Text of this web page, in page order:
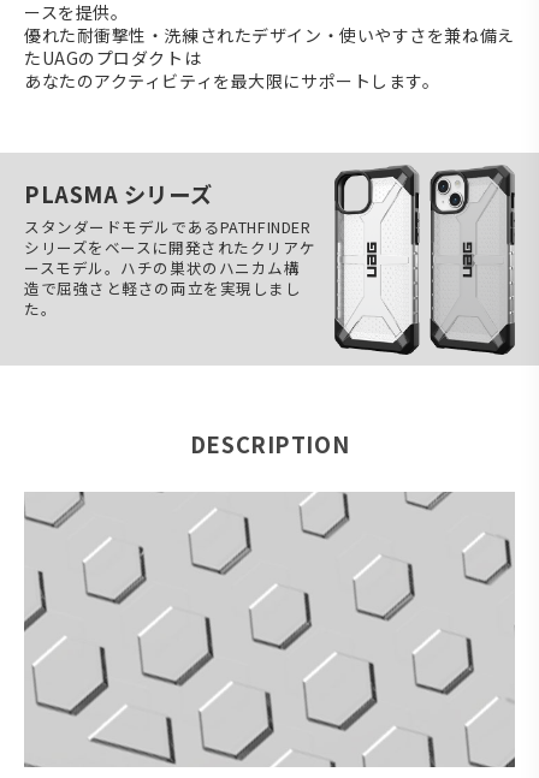
ースを提供。
優れた耐衝撃性・洗練されたデザイン・使いやすさを兼ね備え
たUAGのプロダクトは
あなたのアクティビティを最大限にサポートします。
PLASMA シリーズ
スタンダードモデルであるPATHFINDER
シリーズをベースに開発されたクリアケ
ースモデル。ハチの巣状のハニカム構
造で屈強さと軽さの両立を実現しまし
た。
DESCRIPTION